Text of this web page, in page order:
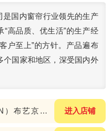
国内窗帘行业领先的生产
高品质、优生活”的生产经
户至上”的方针。产品遍布
个国家和地区，深受国内外
金蝉（JINCHAN）布艺京东自营旗舰店 进入店铺